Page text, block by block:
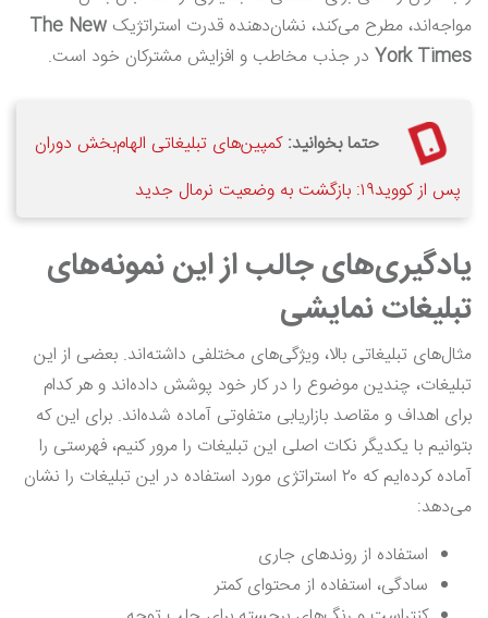
مواجه‌اند، مطرح می‌کند، نشان‌دهنده قدرت استراتژیک The New
York Times در جذب مخاطب و افزایش مشترکان خود است.
حتما بخوانید: کمپین‌های تبلیغاتی الهام‌بخش دوران
پس از کووید۱۹: بازگشت به وضعیت نرمال جدید
یادگیری‌های جالب از این نمونه‌های
تبلیغات نمایشی
مثال‌های تبلیغاتی بالا، ویژگی‌های مختلفی داشته‌اند. بعضی از این
تبلیغات، چندین موضوع را در کار خود پوشش داده‌اند و هر کدام
برای اهداف و مقاصد بازاریابی متفاوتی آماده شده‌اند. برای این که
بتوانیم با یکدیگر نکات اصلی این تبلیغات را مرور کنیم، فهرستی را
آماده کرده‌ایم که ۲۰ استراتژی مورد استفاده در این تبلیغات را نشان
می‌دهد:
استفاده از روندهای جاری
سادگی، استفاده از محتوای کمتر